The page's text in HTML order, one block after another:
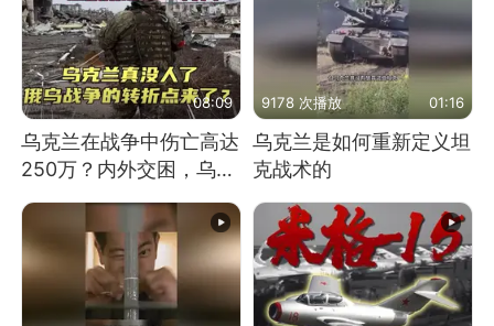
08:09
乌克兰在战争中伤亡高达
250万？内外交困，乌克
9178 次播放 01:16
乌克兰是如何重新定义坦
克战术的